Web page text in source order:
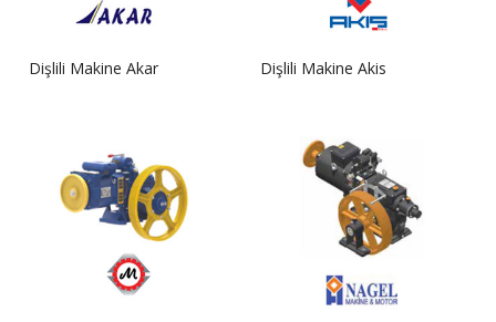
Dişlili Makine Akar Dişlili Makine Akis